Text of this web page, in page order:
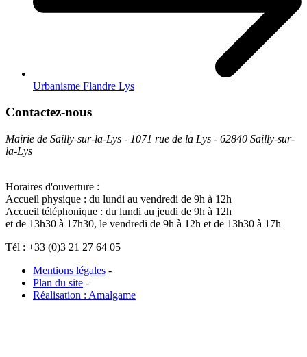
Urbanisme Flandre Lys
Contactez-nous
Mairie de Sailly-sur-la-Lys - 1071 rue de la Lys - 62840 Sailly-sur-
la-Lys
Horaires d'ouverture :
Accueil physique : du lundi au vendredi de 9h à 12h
Accueil téléphonique : du lundi au jeudi de 9h à 12h
et de 13h30 à 17h30, le vendredi de 9h à 12h et de 13h30 à 17h
Tél : +33 (0)3 21 27 64 05
Mentions légales -
Plan du site -
Réalisation : Amalgame